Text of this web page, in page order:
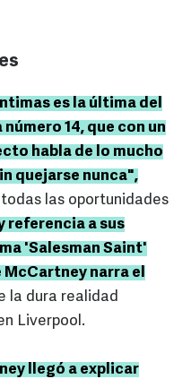
es la última del
14, que con un
habla de lo mucho
quejarse nunca",
las oportunidades
referencia a sus
'Salesman Saint'
McCartney narra el
la dura realidad
Liverpool.
llegó a explicar